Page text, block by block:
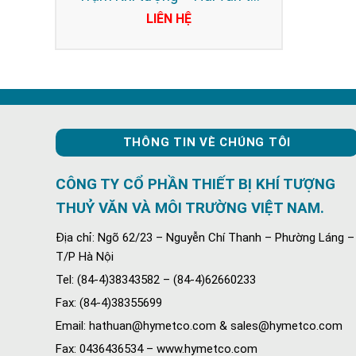
động
LIÊN HỆ
THÔNG TIN VÈ CHÚNG TÔI
CÔNG TY CỔ PHẦN THIẾT BỊ KHÍ TƯỢNG
THUỶ VĂN VÀ MÔI TRƯỜNG VIỆT NAM.
Địa chỉ: Ngõ 62/23 – Nguyễn Chí Thanh – Phường Láng –
T/P Hà Nội
Tel: (84-4)38343582 – (84-4)62660233
Fax: (84-4)38355699
Email: hathuan@hymetco.com & sales@hymetco.com
Fax: 0436436534 – www.hymetco.com